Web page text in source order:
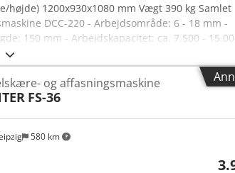
højde) 1200x930x1080 mm Vægt 390 kg Samlet
DCC-220 - Arbejdsområde: 6 - 18 mm -
150 mm - Arbejdskapacitet: ca. 7.500 -
0,37 kW / 750 o/min. - Fræsemotor: 0,37
0,37 kW / 2900 o/min. Cedpfxsvz
2900 o/min. -
3 x 80 mm - Luftbehov: ca.
med diameter efter valg - Mål: L=1200,
580 km
og affasningsmaskine
FS-36